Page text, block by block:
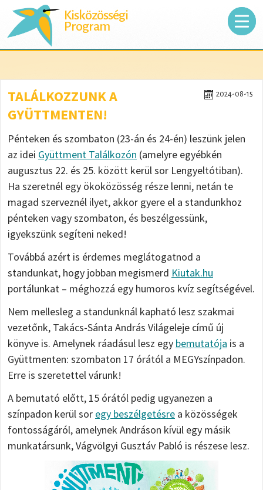
Kisközösségi
Program
2024-08-15
TALÁLKOZZUNK A
GYÜTTMENTEN!
Pénteken és szombaton (23-án és 24-én) leszünk jelen
az idei Gyüttment Találkozón (amelyre egyébkén
augusztus 22. és 25. között kerül sor Lengyeltótiban).
Ha szeretnél egy ökoközösség része lenni, netán te
magad szerveznél ilyet, akkor gyere el a standunkhoz
pénteken vagy szombaton, és beszélgessünk,
igyekszünk segíteni neked!
Továbbá azért is érdemes meglátogatnod a
standunkat, hogy jobban megismerd Kiutak.hu
portálunkat – méghozzá egy humoros kvíz segítségével.
Nem mellesleg a standunknál kapható lesz szakmai
vezetőnk, Takács-Sánta András Világeleje című új
könyve is. Amelynek ráadásul lesz egy bemutatója is a
Gyüttmenten: szombaton 17 órától a MEGYszínpadon.
Erre is szeretettel várunk!
A bemutató előtt, 15 órától pedig ugyanezen a
színpadon kerül sor egy beszélgetésre a közösségek
fontosságáról, amelynek Andráson kívül egy másik
munkatársunk, Vágvölgyi Gusztáv Pabló is részese lesz.